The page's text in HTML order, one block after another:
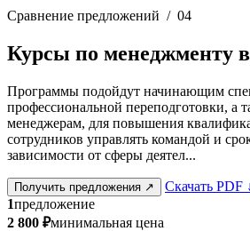
Сравнение предложений / 04
Курсы по менеджменту
Программы подойдут начинающим
профессиональной переподготовки, а
менеджерам, для повышения
сотрудников управлять командой и
зависимости от сферы деятел...
Получить предложения ↗ Скачать PDF
1предложение
2 800 ₽минимальная цена